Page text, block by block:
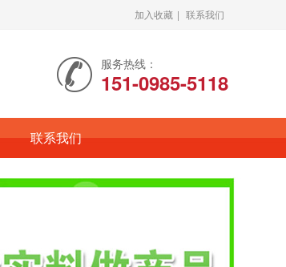
加入收藏 | 联系我们
服务热线：
151-0985-5118
联系我们